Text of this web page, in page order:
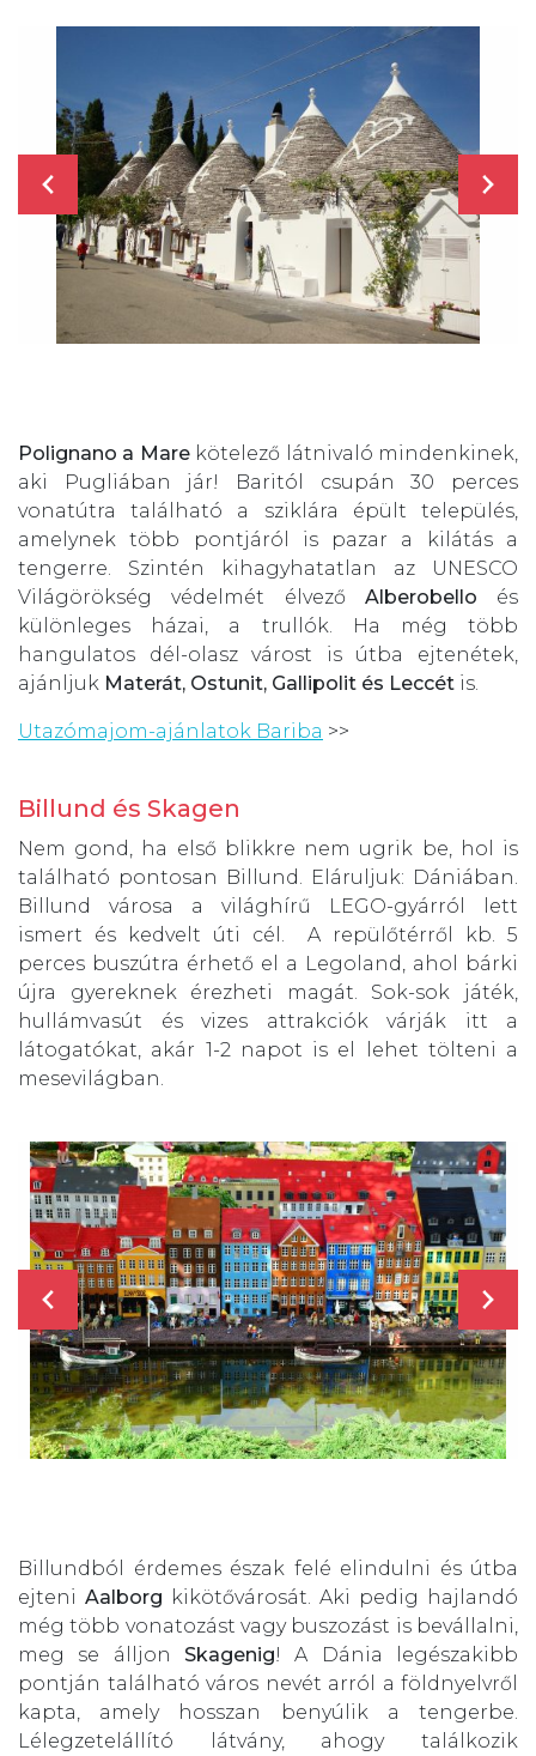
Polignano a Marekötelező látnivaló mindenkinek,
aki Pugliában jár! Baritól csupán 30 perces
vonatútra található a sziklára épült település,
amelynek több pontjáról is pazar a kilátás a
tengerre. Szintén kihagyhatatlan az UNESCO
Világörökség védelmét élvező Alberobello és
különleges házai, a trullók. Ha még több
hangulatos dél-olasz várost is útba ejtenétek,
ajánljuk Materát, Ostunit, Gallipolit és Leccét is.
Utazómajom-ajánlatok Bariba >>
Billund és Skagen
Nem gond, ha első blikkre nem ugrik be, hol is
található pontosan Billund. Eláruljuk: Dániában.
Billund városa a világhírű LEGO-gyárról lett
ismert és kedvelt úti cél. A repülőtérről kb. 5
perces buszútra érhető el a Legoland, ahol bárki
újra gyereknek érezheti magát. Sok-sok játék,
hullámvasút és vizes attrakciók várják itt a
látogatókat, akár 1-2 napot is el lehet tölteni a
mesevilágban.
Billundból érdemes észak felé elindulni és útba
ejteni Aalborg kikötővárosát. Aki pedig hajlandó
még több vonatozást vagy buszozást is bevállalni,
meg se álljon Skagenig! A Dánia legészakibb
pontján található város nevét arról a földnyelvről
kapta, amely hosszan benyúlik a tengerbe.
Lélegzetelállító látvány, ahogy találkozik